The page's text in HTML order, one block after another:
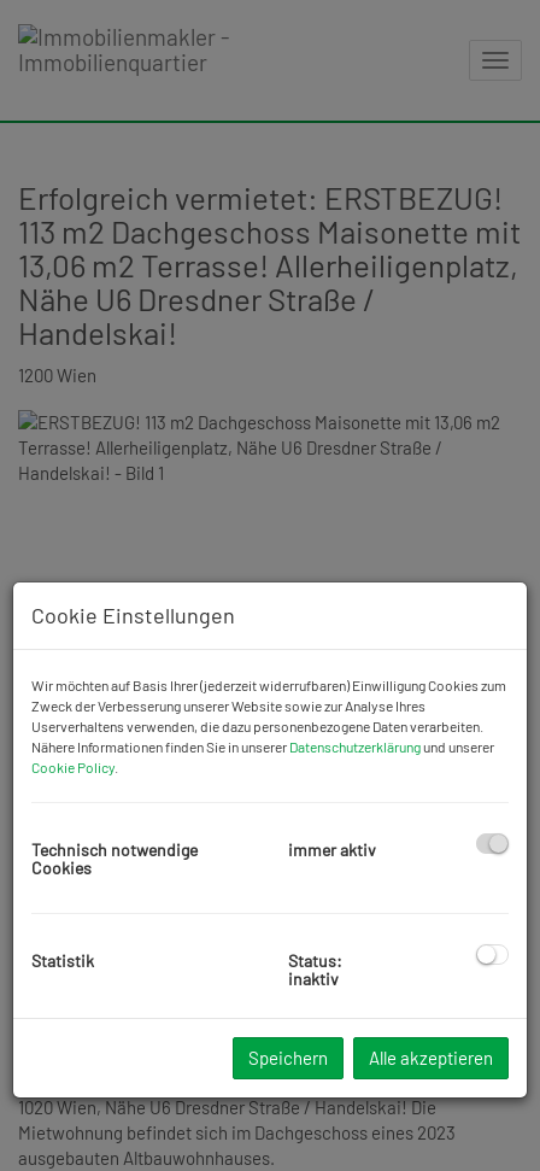
Erfolgreich vermietet: ERSTBEZUG!
113 m2 Dachgeschoss Maisonette mit
13,06 m2 Terrasse! Allerheiligenplatz,
Nähe U6 Dresdner Straße /
Handelskai!
1200 Wien
Zu Vermieten steht eine 113,65 m2 große 4 Zimmer Maisonnette
Wohnung mit 13,06 m2 großer Terrasse am Allerheiligenplatz 3,
1020 Wien, Nähe U6 Dresdner Straße / Handelskai! Die
Mietwohnung befindet sich im Dachgeschoss eines 2023
ausgebauten Altbauwohnhauses.
Cookie Einstellungen
Wir möchten auf Basis Ihrer (jederzeit widerrufbaren) Einwilligung Cookies zum
Zweck der Verbesserung unserer Website sowie zur Analyse Ihres
Userverhaltens verwenden, die dazu personenbezogene Daten verarbeiten.
Nähere Informationen finden Sie in unserer Datenschutzerklärungund unserer
Cookie Policy
Technisch notwendige
Cookies
immer aktiv
Statistik
Status:
inaktiv
Speichern Alle akzeptieren